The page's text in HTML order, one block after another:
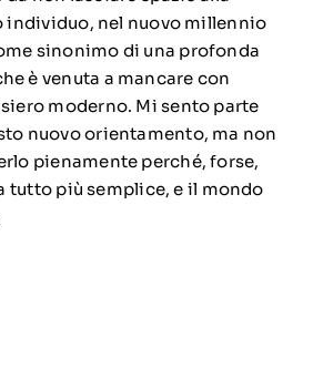
individuo, nel nuovo millennio
sinonimo di una profonda
è venuta a mancare con
moderno. Mi sento parte
nuovo orientamento, ma non
pienamente perché, forse,
tutto più semplice, e il mondo